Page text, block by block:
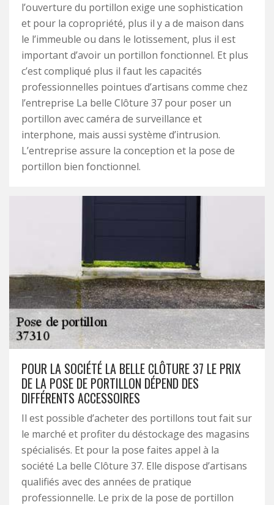
l’ouverture du portillon exige une sophistication
et pour la copropriété, plus il y a de maison dans
le l’immeuble ou dans le lotissement, plus il est
important d’avoir un portillon fonctionnel. Et plus
c’est compliqué plus il faut les capacités
professionnelles pointues d’artisans comme chez
l’entreprise La belle Clôture 37 pour poser un
portillon avec caméra de surveillance et
interphone, mais aussi système d’intrusion.
L’entreprise assure la conception et la pose de
portillon bien fonctionnel.
POUR LA SOCIÉTÉ LA BELLE CLÔTURE 37 LE PRIX
DE LA POSE DE PORTILLON DÉPEND DES
DIFFÉRENTS ACCESSOIRES
Il est possible d’acheter des portillons tout fait sur
le marché et profiter du déstockage des magasins
spécialisés. Et pour la pose faites appel à la
société La belle Clôture 37. Elle dispose d’artisans
qualifiés avec des années de pratique
professionnelle. Le prix de la pose de portillon